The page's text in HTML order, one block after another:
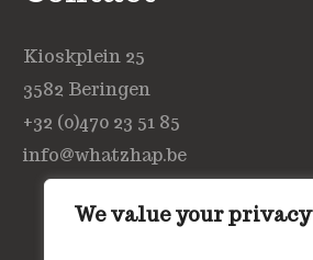
We value your privacy
Kioskplein 25
3582 Beringen
+32 (0)470 23 51 85
info@whatzhap.be